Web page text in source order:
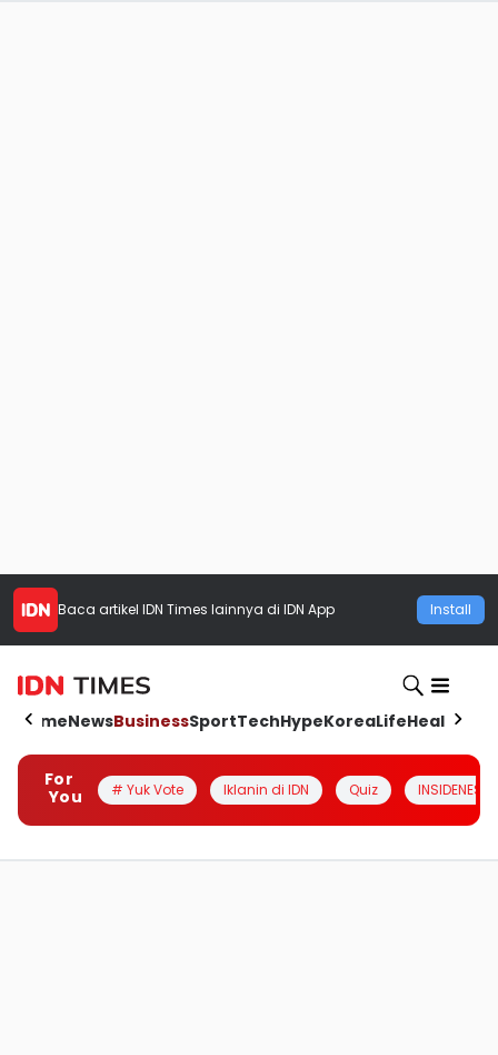
Baca artikel IDN Times lainnya di IDN App Install
HomeNewsBusinessSportTechHypeKoreaLifeHealth
For
You
# Yuk Vote Iklanin di IDN Quiz INSIDENESIA